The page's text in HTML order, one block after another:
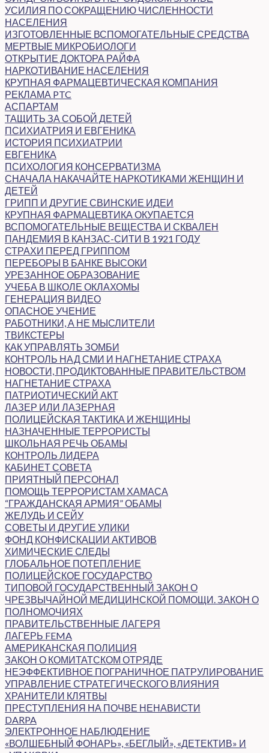
УСИЛИЯ ПО СОКРАЩЕНИЮ ЧИСЛЕННОСТИ
НАСЕЛЕНИЯ
ИЗГОТОВЛЕННЫЕ ВСПОМОГАТЕЛЬНЫЕ СРЕДСТВА
МЕРТВЫЕ МИКРОБИОЛОГИ
ОТКРЫТИЕ ДОКТОРА РАЙФА
НАРКОТИВАНИЕ НАСЕЛЕНИЯ
КРУПНАЯ ФАРМАЦЕВТИЧЕСКАЯ КОМПАНИЯ
РЕКЛАМА PTC
АСПАРТАМ
ТАЩИТЬ ЗА СОБОЙ ДЕТЕЙ
ПСИХИАТРИЯ И ЕВГЕНИКА
ИСТОРИЯ ПСИХИАТРИИ
ЕВГЕНИКА
ПСИХОЛОГИЯ КОНСЕРВАТИЗМА
СНАЧАЛА НАКАЧАЙТЕ НАРКОТИКАМИ ЖЕНЩИН И
ДЕТЕЙ
ГРИПП И ДРУГИЕ СВИНСКИЕ ИДЕИ
КРУПНАЯ ФАРМАЦЕВТИКА ОКУПАЕТСЯ
ВСПОМОГАТЕЛЬНЫЕ ВЕЩЕСТВА И СКВАЛЕН
ПАНДЕМИЯ В КАНЗАС-СИТИ В 1921 ГОДУ
СТРАХИ ПЕРЕД ГРИППОМ
ПЕРЕБОРЫ В БАНКЕ ВЫСОКИ
УРЕЗАННОЕ ОБРАЗОВАНИЕ
УЧЕБА В ШКОЛЕ ОКЛАХОМЫ
ГЕНЕРАЦИЯ ВИДЕО
ОПАСНОЕ УЧЕНИЕ
РАБОТНИКИ, А НЕ МЫСЛИТЕЛИ
ТВИКСТЕРЫ
КАК УПРАВЛЯТЬ ЗОМБИ
КОНТРОЛЬ НАД СМИ И НАГНЕТАНИЕ СТРАХА
НОВОСТИ, ПРОДИКТОВАННЫЕ ПРАВИТЕЛЬСТВОМ
НАГНЕТАНИЕ СТРАХА
ПАТРИОТИЧЕСКИЙ АКТ
ЛАЗЕР ИЛИ ЛАЗЕРНАЯ
ПОЛИЦЕЙСКАЯ ТАКТИКА И ЖЕНЩИНЫ
НАЗНАЧЕННЫЕ ТЕРРОРИСТЫ
ШКОЛЬНАЯ РЕЧЬ ОБАМЫ
КОНТРОЛЬ ЛИДЕРА
КАБИНЕТ СОВЕТА
ПРИЯТНЫЙ ПЕРСОНАЛ
ПОМОЩЬ ТЕРРОРИСТАМ ХАМАСА
“ГРАЖДАНСКАЯ АРМИЯ” ОБАМЫ
ЖЕЛУДЬ И СЕЙУ
СОВЕТЫ И ДРУГИЕ УЛИКИ
ФОНД КОНФИСКАЦИИ АКТИВОВ
ХИМИЧЕСКИЕ СЛЕДЫ
ГЛОБАЛЬНОЕ ПОТЕПЛЕНИЕ
ПОЛИЦЕЙСКОЕ ГОСУДАРСТВО
ТИПОВОЙ ГОСУДАРСТВЕННЫЙ ЗАКОН О
ЧРЕЗВЫЧАЙНОЙ МЕДИЦИНСКОЙ ПОМОЩИ. ЗАКОН О
ПОЛНОМОЧИЯХ
ПРАВИТЕЛЬСТВЕННЫЕ ЛАГЕРЯ
ЛАГЕРЬ FEMA
АМЕРИКАНСКАЯ ПОЛИЦИЯ
ЗАКОН О КОМИТАТСКОМ ОТРЯДЕ
НЕЭФФЕКТИВНОЕ ПОГРАНИЧНОЕ ПАТРУЛИРОВАНИЕ
УПРАВЛЕНИЕ СТРАТЕГИЧЕСКОГО ВЛИЯНИЯ
ХРАНИТЕЛИ КЛЯТВЫ
ПРЕСТУПЛЕНИЯ НА ПОЧВЕ НЕНАВИСТИ
DARPA
ЭЛЕКТРОННОЕ НАБЛЮДЕНИЕ
«ВОЛШЕБНЫЙ ФОНАРЬ», «БЕГЛЫЙ», «ДЕТЕКТИВ» И